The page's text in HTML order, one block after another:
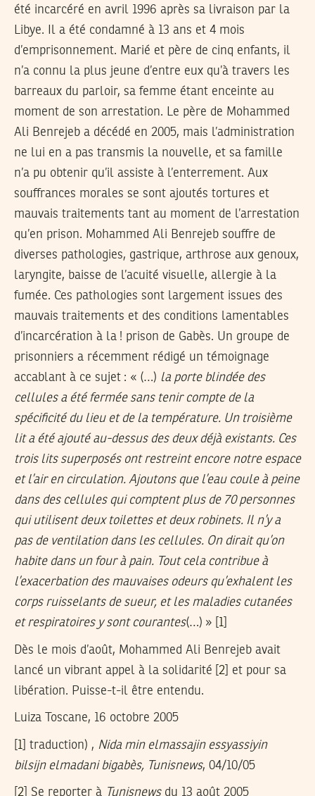
été incarcéré en avril 1996 après sa livraison par la
Libye. Il a été condamné à 13 ans et 4 mois
d’emprisonnement. Marié et père de cinq enfants, il
n’a connu la plus jeune d’entre eux qu’à travers les
barreaux du parloir, sa femme étant enceinte au
moment de son arrestation. Le père de Mohammed
Ali Benrejeb a décédé en 2005, mais l’administration
ne lui en a pas transmis la nouvelle, et sa famille
n’a pu obtenir qu’il assiste à l’enterrement. Aux
souffrances morales se sont ajoutés tortures et
mauvais traitements tant au moment de l’arrestation
qu’en prison. Mohammed Ali Benrejeb souffre de
diverses pathologies, gastrique, arthrose aux genoux,
laryngite, baisse de l’acuité visuelle, allergie à la
fumée. Ces pathologies sont largement issues des
mauvais traitements et des conditions lamentables
d’incarcération à la ! prison de Gabès. Un groupe de
prisonniers a récemment rédigé un témoignage
accablant à ce sujet : « (…) la porte blindée des
cellules a été fermée sans tenir compte de la
spécificité du lieu et de la température. Un troisième
lit a été ajouté au-dessus des deux déjà existants. Ces
trois lits superposés ont restreint encore notre espace
et l’air en circulation. Ajoutons que l’eau coule à peine
dans des cellules qui comptent plus de 70 personnes
qui utilisent deux toilettes et deux robinets. Il n’y a
pas de ventilation dans les cellules. On dirait qu’on
habite dans un four à pain. Tout cela contribue à
l’exacerbation des mauvaises odeurs qu’exhalent les
corps ruisselants de sueur, et les maladies cutanées
et respiratoires y sont courantes(…) » [ 1
Dès le mois d’août, Mohammed Ali Benrejeb avait
lancé un vibrant appel à la solidarité [ 2 ] et pour sa
libération. Puisse-t-il être entendu.
Luiza Toscane, 16 octobre 2005
1 ] traduction) , Nida min elmassajin essyassiyin
bilsijn elmadani bigabès, Tunisnews, 04/10/05
2 ] Se reporter à Tunisnewsdu 13 août 2005